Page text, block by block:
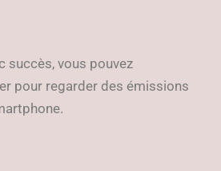
succès, vous pouvez
pour regarder des émissions